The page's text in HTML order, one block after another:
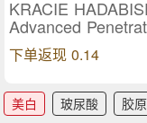
KRACIE
Advanced
下单返现 0.14
美白 玻尿酸 胶